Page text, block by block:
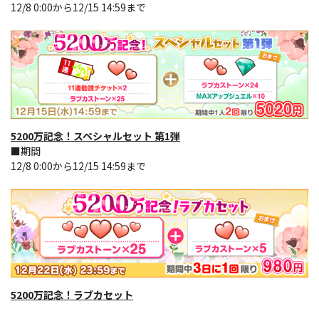
12/8 0:00から12/15 14:59まで
5200万記念！スペシャルセット 第1弾
■期間
12/8 0:00から12/15 14:59まで
5200万記念！ラブカセット